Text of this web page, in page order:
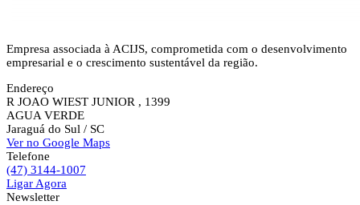
Empresa associada à ACIJS, comprometida com o desenvolvimento
empresarial e o crescimento sustentável da região.
Endereço
R JOAO WIEST JUNIOR , 1399
AGUA VERDE
Jaraguá do Sul / SC
Ver no Google Maps
Telefone
(47) 3144-1007
Ligar Agora
Newsletter